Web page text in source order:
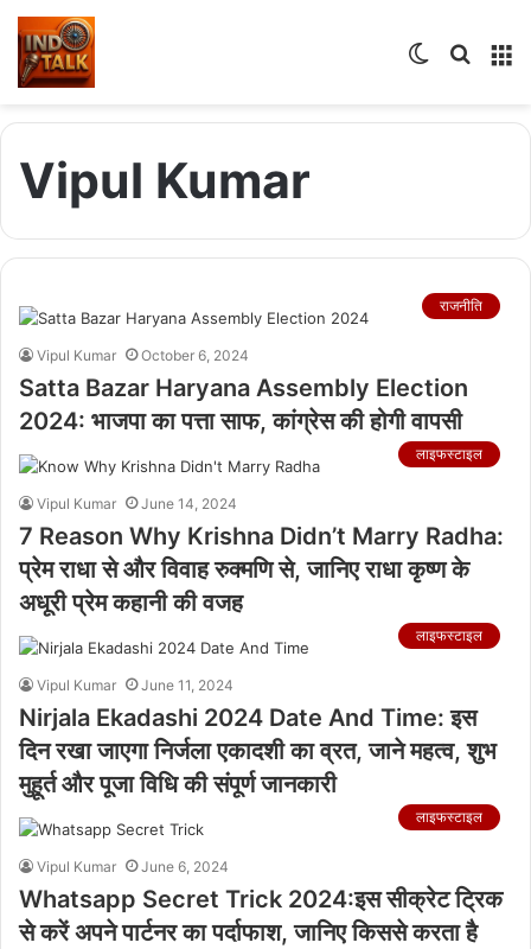
Search
Switch
Vipul Kumar
राजनीति
Vipul Kumar October 6, 2024
Satta Bazar Haryana Assembly Election
2024: भाजपा का पत्ता साफ, कांग्रेस की होगी वापसी
लाइफस्टाइल
Vipul Kumar June 14, 2024
7 Reason Why Krishna Didn’t Marry Radha:
प्रेम राधा से और विवाह रुक्मणि से, जानिए राधा कृष्ण के
अधूरी प्रेम कहानी की वजह
लाइफस्टाइल
Vipul Kumar June 11, 2024
Nirjala Ekadashi 2024 Date And Time: इस
दिन रखा जाएगा निर्जला एकादशी का व्रत, जाने महत्व, शुभ
मुहूर्त और पूजा विधि की संपूर्ण जानकारी
लाइफस्टाइल
Vipul Kumar June 6, 2024
Whatsapp Secret Trick 2024:इस सीक्रेट ट्रिक
से करें अपने पार्टनर का पर्दाफाश, जानिए किससे करता है